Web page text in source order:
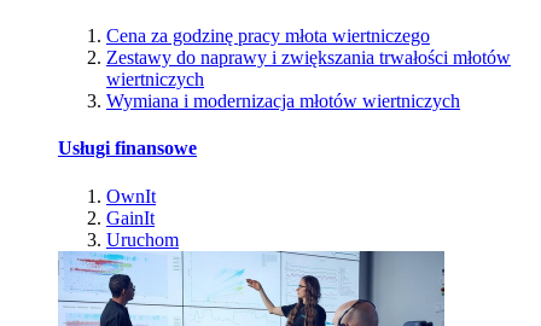
Cena za godzinę pracy młota wiertniczego
Zestawy do naprawy i zwiększania trwałości młotów
wiertniczych
Wymiana i modernizacja młotów wiertniczych
Usługi finansowe
OwnIt
GainIt
Uruchom